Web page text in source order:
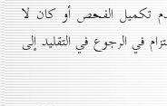
تكميل الفحص أو كان لا
في الرجوع في التقليد إلى